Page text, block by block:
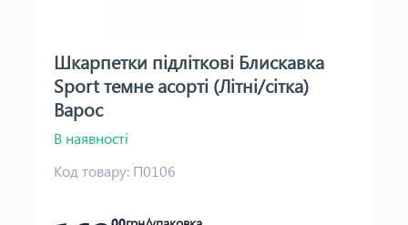
Шкарпетки підліткові Блискавка
Sport темне асорті (Літні/сітка)
Варос
В наявності
Код товару: П0106